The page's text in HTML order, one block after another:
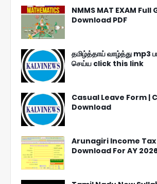
NMMS MAT EXAM Full
Download PDF
தமிழ்த்தாய் வாழ்த்து mp3
செய்ய click this link
Casual Leave Form |
Download
Arunagiri Income
Download For AY